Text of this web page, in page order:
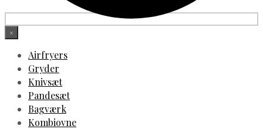
×
Airfryers
Gryder
Knivsæt
Pandesæt
Bagværk
Kombiovne